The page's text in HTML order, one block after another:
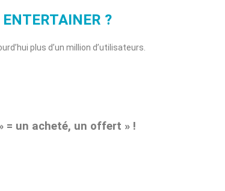
?
plus d’un million d’utilisateurs.
= un acheté, un offert » !